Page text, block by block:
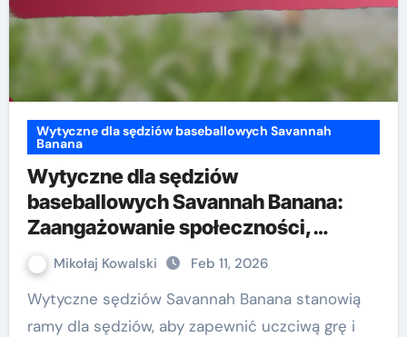
Wytyczne dla sędziów baseballowych Savannah
Banana
Wytyczne dla sędziów
baseballowych Savannah Banana:
Zaangażowanie społeczności,
Działania informacyjne, Kliniki
sędziów
Mikołaj Kowalski Feb 11, 2026
Wytyczne sędziów Savannah Banana stanowią
ramy dla sędziów, aby zapewnić uczciwą grę i